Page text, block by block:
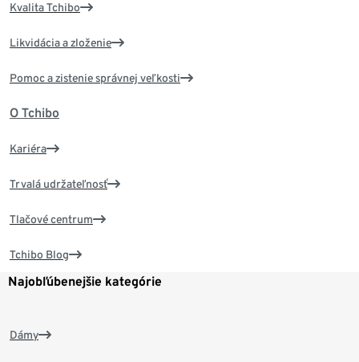
Kvalita Tchibo
Likvidácia a zloženie
Pomoc a zistenie správnej veľkosti
O Tchibo
Kariéra
Trvalá udržateľnosť
Tlačové centrum
Tchibo Blog
Najobľúbenejšie kategórie
Dámy